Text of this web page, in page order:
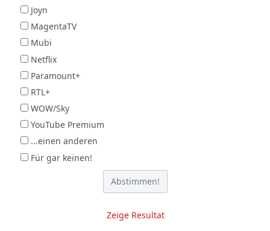
Joyn
MagentaTV
Mubi
Netflix
Paramount+
RTL+
WOW/Sky
YouTube Premium
...einen anderen
Für gar keinen!
Zeige Resultat